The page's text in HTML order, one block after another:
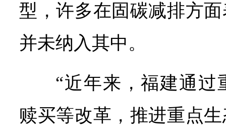
型，许多在固碳减排方
并未纳入其中。
“近年来，福建通过
赎买等改革，推进重点